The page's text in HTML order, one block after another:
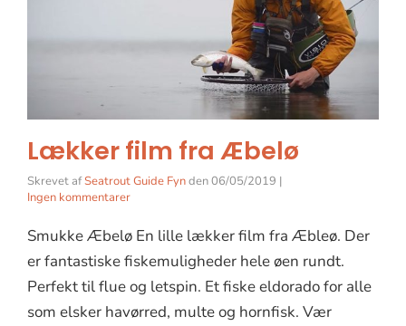
Lækker film fra Æbelø
Skrevet afSeatrout Guide Fynden06/05/2019 |
Ingen kommentarer
Smukke Æbelø En lille lækker film fra Æbleø. Der
er fantastiske fiskemuligheder hele øen rundt.
Perfekt til flue og letspin. Et fiske eldorado for alle
som elsker havørred, multe og hornfisk. Vær